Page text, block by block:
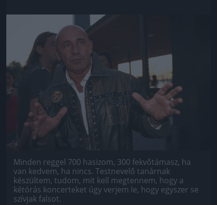
Jön még kép!
Minden reggel 700 hasizom, 300 fekvőtámasz, ha
van kedvem, ha nincs. Testnevelő tanárnak
készültem, tudom, mit kell megtennem, hogy a
kétórás koncerteket úgy verjem le, hogy egyszer se
szívjak falsot.